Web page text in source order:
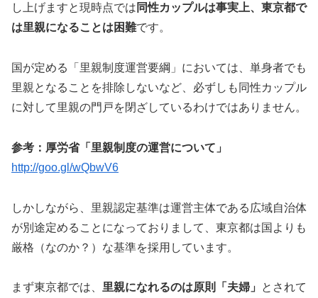
し上げますと現時点では 同性カップルは事実上、東京都で
は里親になることは困難です。
国が定める「里親制度運営要綱」においては、単身者でも
里親となることを排除しないなど、必ずしも同性カップル
に対して里親の門戸を閉ざしているわけではありません。
参考：厚労省「里親制度の運営について」
http://goo.gl/wQbwV6
しかしながら、里親認定基準は運営主体である広域自治体
が別途定めることになっておりまして、東京都は国よりも
厳格（なのか？）な基準を採用しています。
まず東京都では、 里親になれるのは原則「夫婦」
とされて